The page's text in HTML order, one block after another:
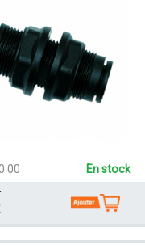
00 En stock